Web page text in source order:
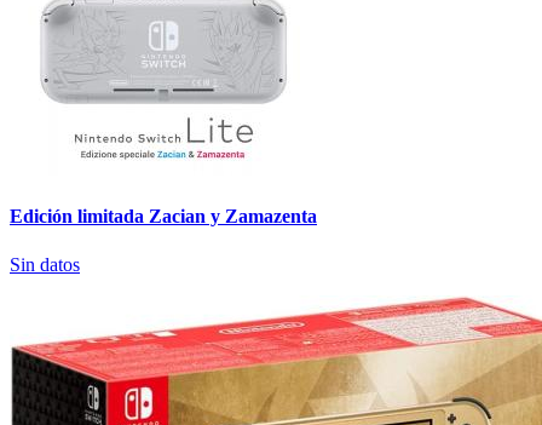
Edición limitada Zacian y Zamazenta
Sin datos